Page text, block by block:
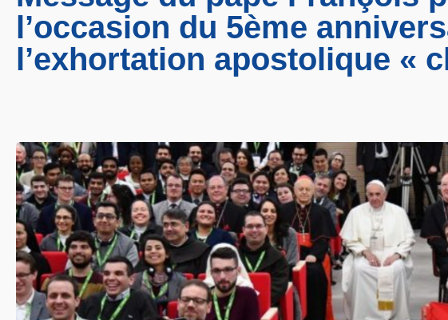
l’occasion du 5ème
l’exhortation apostolique «